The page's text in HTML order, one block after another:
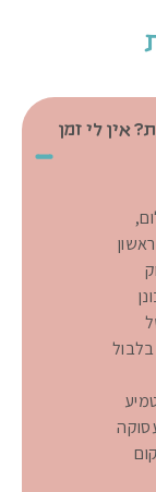
אין לי זמן